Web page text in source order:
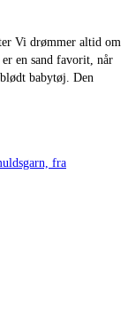
Vi drømmer altid om
en sand favorit, når
babytøj. Den